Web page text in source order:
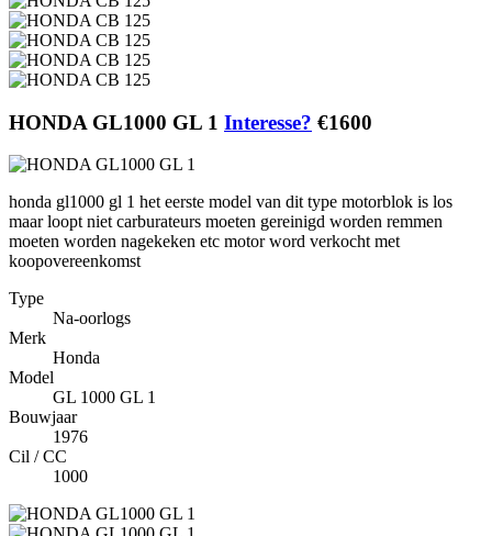
HONDA GL1000 GL 1 Interesse? €1600
honda gl1000 gl 1 het eerste model van dit type motorblok is los
maar loopt niet carburateurs moeten gereinigd worden remmen
moeten worden nagekeken etc motor word verkocht met
koopovereenkomst
Type
Na-oorlogs
Merk
Honda
Model
GL 1000 GL 1
Bouwjaar
1976
Cil / CC
1000